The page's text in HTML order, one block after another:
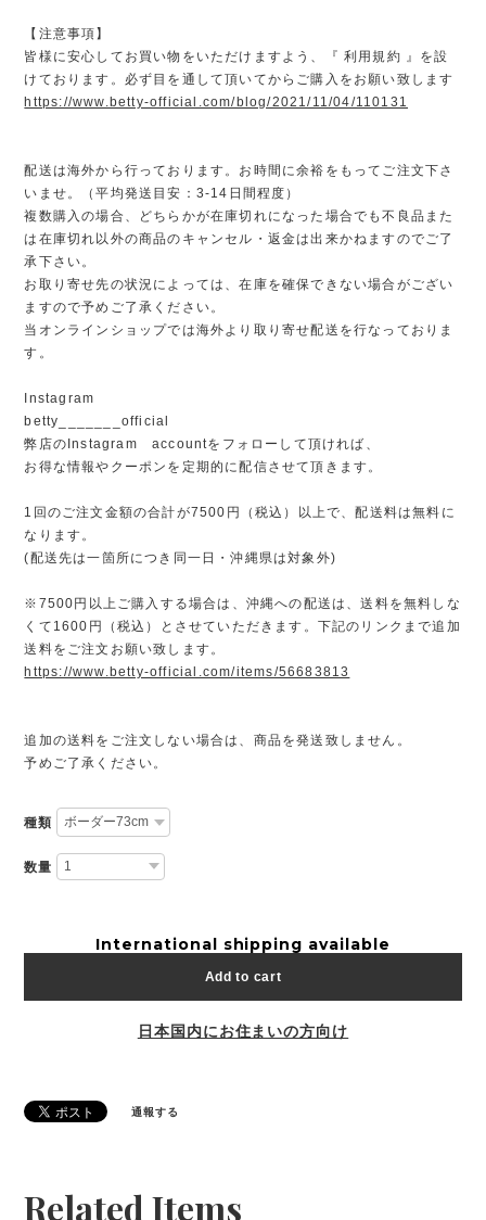
【注意事項】
皆様に安心してお買い物をいただけますよう、『 利用規約 』を設
けております。必ず目を通して頂いてからご購入をお願い致します
https://www.betty-official.com/blog/2021/11/04/110131
配送は海外から行っております。お時間に余裕をもってご注文下さ
いませ。（平均発送目安：3-14日間程度）
複数購入の場合、どちらかが在庫切れになった場合でも不良品また
は在庫切れ以外の商品のキャンセル・返金は出来かねますのでご了
承下さい。
お取り寄せ先の状況によっては、在庫を確保できない場合がござい
ますので予めご了承ください。
当オンラインショップでは海外より取り寄せ配送を行なっておりま
す。
Instagram
betty_______official
弊店のInstagram accountをフォローして頂ければ、
お得な情報やクーポンを定期的に配信させて頂きます。
1回のご注文金額の合計が7500円（税込）以上で、配送料は無料に
なります。
(配送先は一箇所につき同一日・沖縄県は対象外)
※7500円以上ご購入する場合は、沖縄への配送は、送料を無料しな
くて1600円（税込）とさせていただきます。下記のリンクまで追加
送料をご注文お願い致します。
https://www.betty-official.com/items/56683813
追加の送料をご注文しない場合は、商品を発送致しません。
予めご了承ください。
種類
数量
International shipping available
Add to cart
日本国内にお住まいの方向け
通報する
Related Items